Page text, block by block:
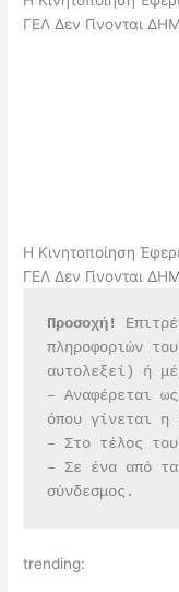
ΓΕΛ Δεν Γίνονται
Η Κινητοποίηση
ΓΕΛ Δεν Γίνονται
Προσοχή!
πληροφοριών
αυτολεξεί) ή
– Αναφέρεται ως
όπου γίνεται η
– Στο τέλος
– Σε ένα από
σύνδεσμος.
trending: